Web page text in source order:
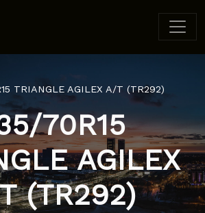
TRIANGLE AGILEX A/T (TR292)
70R15
AGILEX
(TR292)